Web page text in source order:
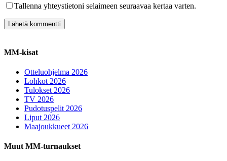
Tallenna yhteystietoni selaimeen seuraavaa kertaa varten.
MM-kisat
Otteluohjelma 2026
Lohkot 2026
Tulokset 2026
TV 2026
Pudotuspelit 2026
Liput 2026
Maajoukkueet 2026
Muut MM-turnaukset